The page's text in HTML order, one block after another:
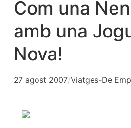
Com una
amb una
Nova!
27 agost 2007/Viatges-De